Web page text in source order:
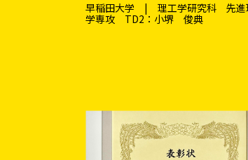
早稲田大学 | 理工学研究科 先進
学専攻 TD2：小堺 俊典